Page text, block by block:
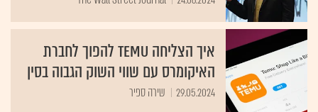
איך הצליחה TEMU להפוך לחברת
האיקומרס עם שווי השוק הגבוה בסין
29.05.2024 שירה ספיר